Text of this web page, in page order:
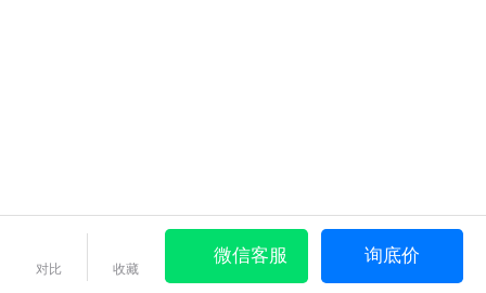
对比 收藏
微信客服 询底价